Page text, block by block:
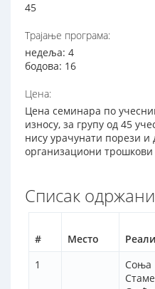
45
Трајање програма:
недеља: 4
бодова: 16
Цена:
Цена семинара по
износу, за групу од 45
нису урачунати порези и
организациони
Списак
# Место
1
Соња